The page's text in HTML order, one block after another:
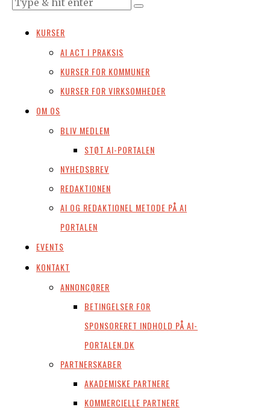
KURSER
AI ACT I PRAKSIS
KURSER FOR KOMMUNER
KURSER FOR VIRKSOMHEDER
OM OS
BLIV MEDLEM
STØT AI-PORTALEN
NYHEDSBREV
REDAKTIONEN
AI OG REDAKTIONEL METODE PÅ AI
PORTALEN
EVENTS
KONTAKT
ANNONCØRER
BETINGELSER FOR
SPONSORERET INDHOLD PÅ AI-
PORTALEN.DK
PARTNERSKABER
AKADEMISKE PARTNERE
KOMMERCIELLE PARTNERE